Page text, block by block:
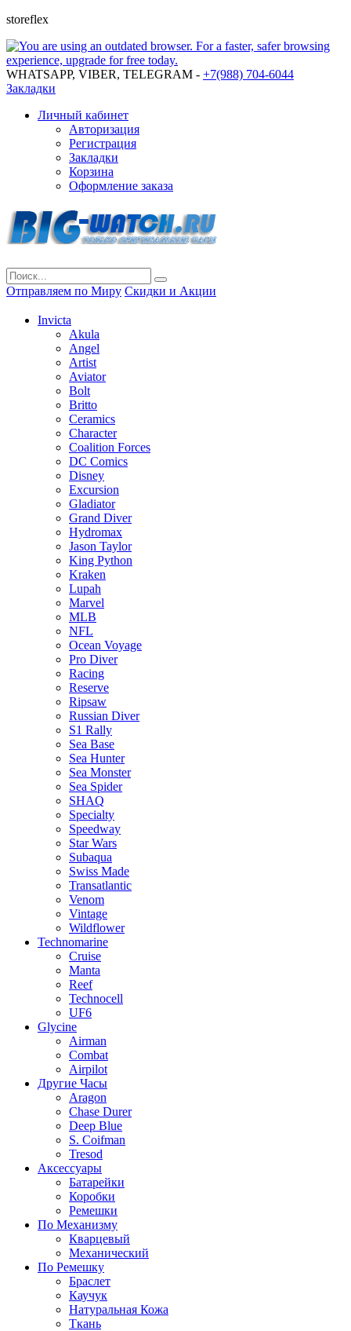
storeflex
WHATSAPP, VIBER, TELEGRAM - +7(988) 704-6044
Закладки
Личный кабинет
Авторизация
Регистрация
Закладки
Корзина
Оформление заказа
Отправляем по Миру Скидки и Акции
Invicta
Akula
Angel
Artist
Aviator
Bolt
Britto
Ceramics
Character
Coalition Forces
DC Comics
Disney
Excursion
Gladiator
Grand Diver
Hydromax
Jason Taylor
King Python
Kraken
Lupah
Marvel
MLB
NFL
Ocean Voyage
Pro Diver
Racing
Reserve
Ripsaw
Russian Diver
S1 Rally
Sea Base
Sea Hunter
Sea Monster
Sea Spider
SHAQ
Specialty
Speedway
Star Wars
Subaqua
Swiss Made
Transatlantic
Venom
Vintage
Wildflower
Technomarine
Cruise
Manta
Reef
Technocell
UF6
Glycine
Airman
Combat
Airpilot
Другие Часы
Aragon
Chase Durer
Deep Blue
S. Coifman
Tresod
Аксессуары
Батарейки
Коробки
Ремешки
По Механизму
Кварцевый
Механический
По Ремешку
Браслет
Каучук
Натуральная Кожа
Ткань